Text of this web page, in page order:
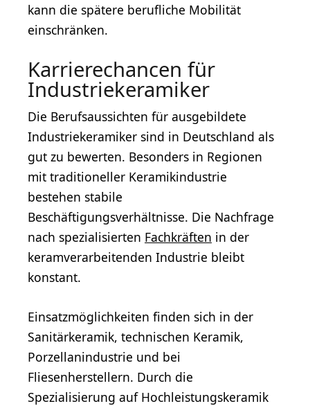
kann die spätere berufliche Mobilität
einschränken.
Karrierechancen für
Industriekeramiker
Die Berufsaussichten für ausgebildete
Industriekeramiker sind in Deutschland als
gut zu bewerten. Besonders in Regionen
mit traditioneller Keramikindustrie
bestehen stabile
Beschäftigungsverhältnisse. Die Nachfrage
nach spezialisierten Fachkräften in der
keramverarbeitenden Industrie bleibt
konstant.
Einsatzmöglichkeiten finden sich in der
Sanitärkeramik, technischen Keramik,
Porzellanindustrie und bei
Fliesenherstellern. Durch die
Spezialisierung auf Hochleistungskeramik